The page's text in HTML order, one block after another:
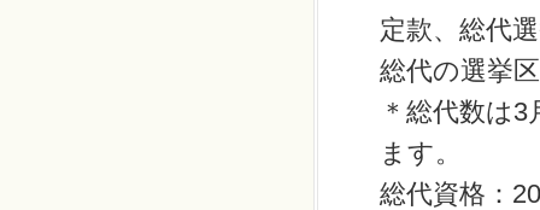
定款、総代
総代の選挙
＊総代数は3
ます。
総代資格：